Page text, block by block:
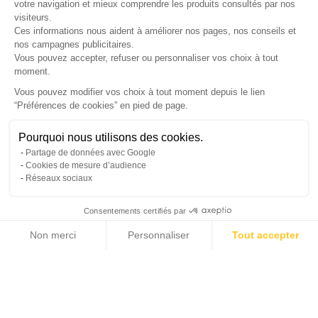
votre navigation et mieux comprendre les produits consultés par nos
visiteurs.
Ces informations nous aident à améliorer nos pages, nos conseils et
nos campagnes publicitaires.
Vous pouvez accepter, refuser ou personnaliser vos choix à tout
moment.
Vous pouvez modifier vos choix à tout moment depuis le lien
“Préférences de cookies” en pied de page.
Pourquoi nous utilisons des cookies.
Partage de données avec Google
Cookies de mesure d’audience
Réseaux sociaux
Consentements certifiés par
Non merci Personnaliser Tout accepter
Gérer mes cookies
LETTRE D'INFORMATIONS
© Copyright 2026 France Galerie. Tous droits reservés.
Cliquez-ici pour modifier vos préférences en matière de cookies
💬Besoin d'aide ?
Une question ? Nous sommes là pour vous accompagner
Non, merci